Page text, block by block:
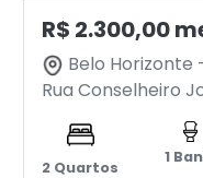
R$ 2.300,00
Belo
Rua Conselheiro
2 Quartos
1